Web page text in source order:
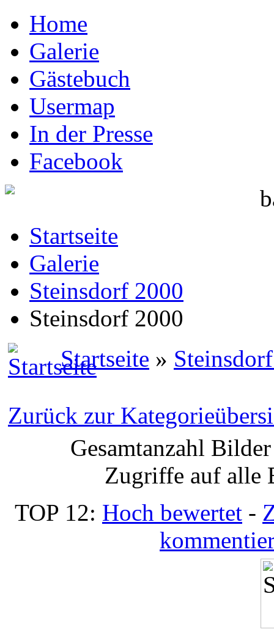
Home
Galerie
Gästebuch
Usermap
In der Presse
Facebook
Startseite
Galerie
Steinsdorf 2000
Steinsdorf 2000
Startseite »
Zurück zur
Gesamtanzahl
Zugriffe auf alle
TOP 12: Hoch bewertet -